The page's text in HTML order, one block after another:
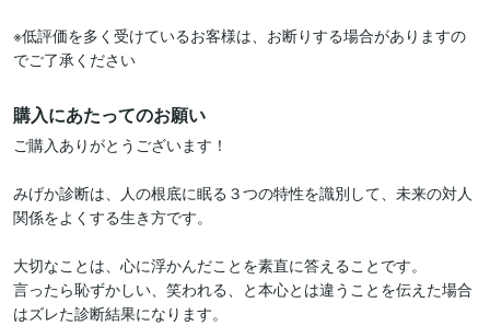
※低評価を多く受けているお客様は、お断りする場合がありますの
でご了承ください
購入にあたってのお願い
ご購入ありがとうございます！
みげか診断は、人の根底に眠る３つの特性を識別して、未来の対人
関係をよくする生き方です。
大切なことは、心に浮かんだことを素直に答えることです。
言ったら恥ずかしい、笑われる、と本心とは違うことを伝えた場合
はズレた診断結果になります。